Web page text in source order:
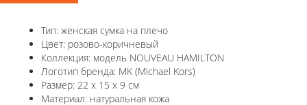
Тип: женская сумка на плечо
Цвет: розово-коричневый
Коллекция: модель NOUVEAU HAMILTON
Логотип бренда: MK (Michael Kors)
Размер: 22 x 15 х 9 см
Материал: натуральная кожа